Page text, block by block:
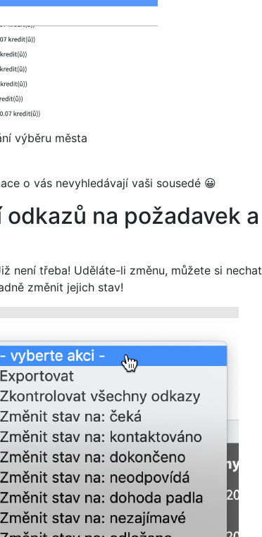
výběru města
o vás nevyhledávají vaši sousedé 😀
na požadavek a
není třeba! Uděláte-li změnu, můžete si nechat
změnit jejich stav!